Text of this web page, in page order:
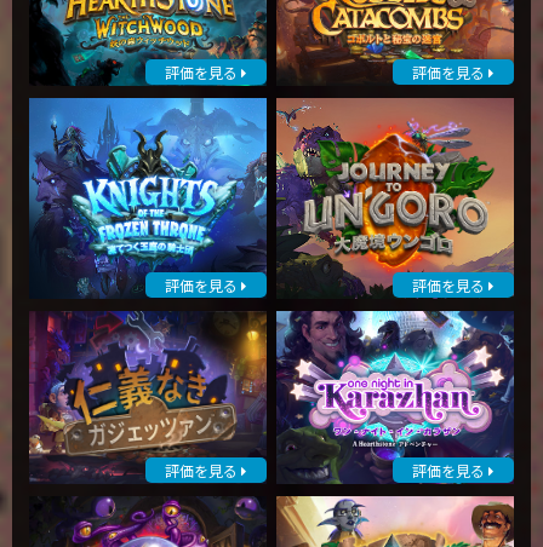
評価を見る 評価を見る
評価を見る 評価を見る
評価を見る 評価を見る